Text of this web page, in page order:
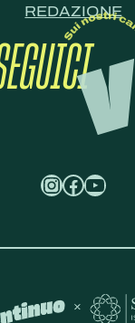
REDAZIONE
InstagramFacebook YouTube